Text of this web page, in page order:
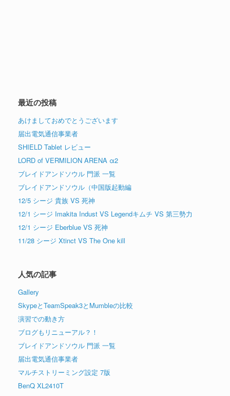
最近の投稿
あけましておめでとうございます
届出電気通信事業者
SHIELD Tablet レビュー
LORD of VERMILION ARENA α2
ブレイドアンドソウル 門派 一覧
ブレイドアンドソウル（中国版起動編
12/5 シージ 貴族 VS 死神
12/1 シージ Imakita Indust VS Legendキムチ VS 第三勢力
12/1 シージ Eberblue VS 死神
11/28 シージ Xtinct VS The One kill
人気の記事
Gallery
SkypeとTeamSpeak3とMumbleの比較
演習での動き方
ブログもリニューアル？！
ブレイドアンドソウル 門派 一覧
届出電気通信事業者
マルチストリーミング設定 7版
BenQ XL2410T